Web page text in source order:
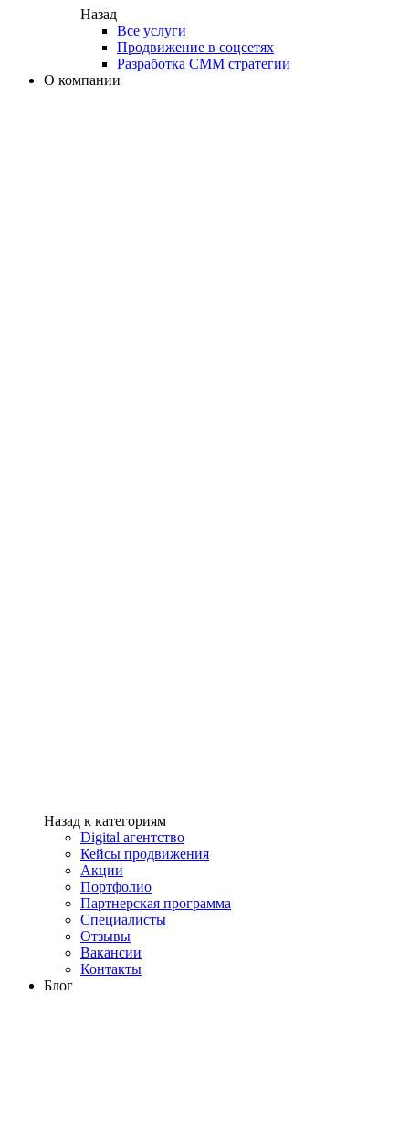
Назад
Все услуги
Продвижение в соцсетях
Разработка СММ стратегии
О компании
Назад к категориям
Digital агентство
Кейсы продвижения
Акции
Портфолио
Партнерская программа
Специалисты
Отзывы
Вакансии
Контакты
Блог